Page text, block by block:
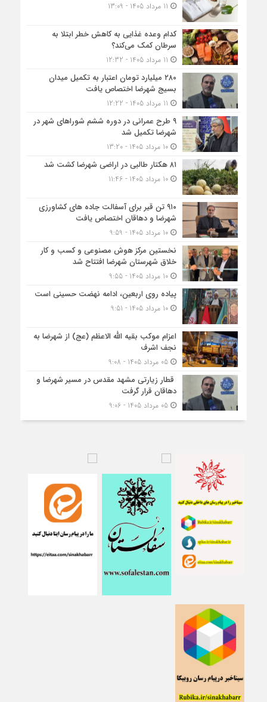
کدام وعده غذایی به کاهش خطر ابتلا به
سرطان کمک می‌کند؟
۲۸۰ میلیارد تومان اعتبار به تکمیل میدان
بسیج شهرضا اختصاص یافت
۹ طرح عمرانی در دوره ششم شوراهای شهر در
شهرضا تکمیل شد
10 مرداد 1405 - 13:20
۸۱ هکتار طالبی در اراضی شهرضا کشت شد
10 مرداد 1405 - 11:46
۹۱۰ تن قیر برای آسفالت جاده های کشاورزی
شهرضا و دهاقان اختصاص یافت
10 مرداد 1405 - 9:59
نخستین مرکز هوش مصنوعی و کسب‌ و کار
خلاق شهرستان شهرضا افتتاح شد
10 مرداد 1405 - 9:55
پیاده روی اربعین، ادامه نهضت حسینی است
10 مرداد 1405 - 9:51
اعزام موکب بقیه الله الاعظم (عج) از شهرضا به
نجف اشرف
05 مرداد 1405 - 9:08
قطار زیارتی مشهد مقدس در مسیر شهرضا و
دهاقان قرار گرفت
05 مرداد 1405 - 9:06